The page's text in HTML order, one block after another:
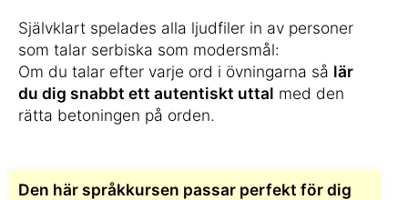
Självklart spelades alla ljudfiler in av personer
som talar serbiska som modersmål:
Om du talar efter varje ord i övningarna så lär
du dig snabbt ett autentiskt uttal med den
rätta betoningen på orden.
Den här språkkursen passar perfekt för dig